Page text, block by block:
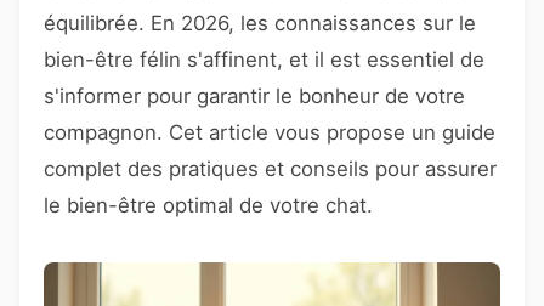
équilibrée. En 2026, les connaissances sur le
bien-être félin s'affinent, et il est essentiel de
s'informer pour garantir le bonheur de votre
compagnon. Cet article vous propose un guide
complet des pratiques et conseils pour assurer
le bien-être optimal de votre chat.